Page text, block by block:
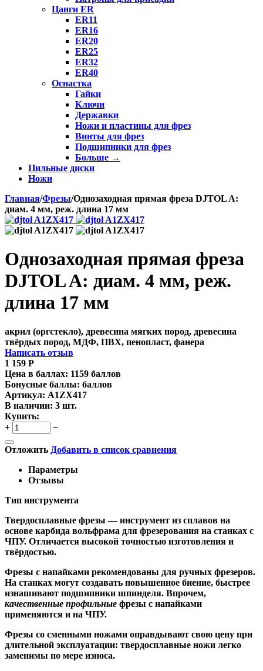
Цанги ER
ER11
ER16
ER20
ER25
ER32
ER40
Оснастка
Гайки
Ключи
Державки
Ножи и пластины для фрез
Винты для фрез
Подшипники для фрез
Больше →
Пильные диски
Ножи
Главная/Фрезы/Однозаходная прямая фреза DJTOL A:
диам. 4 мм, реж. длина 17 мм
Однозаходная прямая фреза
DJTOL A: диам. 4 мм, реж.
длина 17 мм
акрил (оргстекло), древесина мягких пород, древесина
твёрдых пород, МДФ, ПВХ, пенопласт, фанера
Написать отзыв
1 159 Р
Цена в баллах: 1159 баллов
Бонусные баллы: баллов
Артикул: A1ZX417
В наличии: 3 шт.
Купить:
+
−
Отложить Добавить в список сравнения
Параметры
Отзывы
Тип инструмента
Твердосплавные фрезы — инструмент из сплавов на
основе карбида вольфрама для фрезерования на станках с
ЧПУ. Отличается высокой точностью изготовления и
твёрдостью.
Фрезы с напайками рекомендованы для ручных фрезеров.
На станках могут создавать повышенное биение, быстрее
изнашивают подшипники шпинделя. Впрочем,
качественные профильные фрезы с напайками
применяются и на ЧПУ.
Фрезы со сменными ножами оправдывают свою цену при
длительной эксплуатации: твердосплавные ножи легко
заменимы по мере износа.